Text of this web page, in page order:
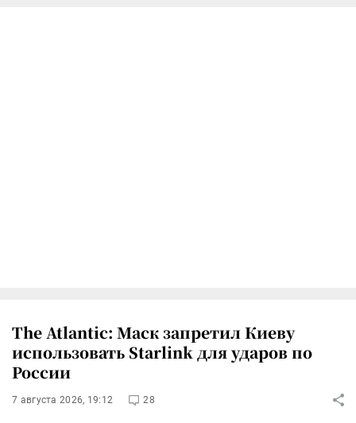
The Atlantic: Маск запретил Киеву
использовать Starlink для ударов по
России
7 августа 2026, 19:12 28